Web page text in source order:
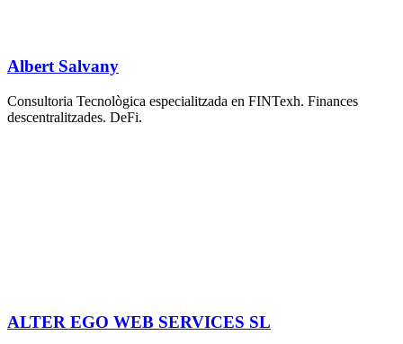
Albert Salvany
Consultoria Tecnològica especialitzada en FINTexh. Finances
descentralitzades. DeFi.
ALTER EGO WEB SERVICES SL